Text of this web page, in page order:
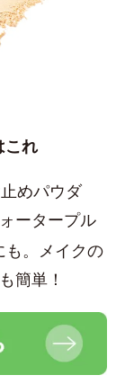
これ
めパウダ
ータープル
も。メイクの
簡単！